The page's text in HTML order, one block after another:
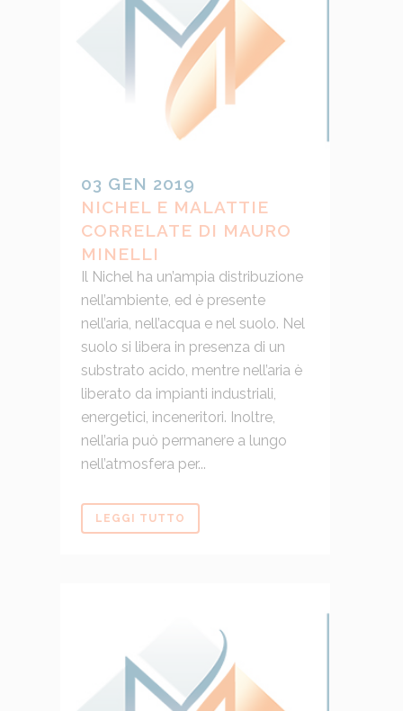
03 GEN 2019
NICHEL E MALATTIE
CORRELATE DI MAURO
MINELLI
Il Nichel ha un’ampia distribuzione
nell’ambiente, ed è presente
nell’aria, nell’acqua e nel suolo. Nel
suolo si libera in presenza di un
substrato acido, mentre nell’aria è
liberato da impianti industriali,
energetici, inceneritori. Inoltre,
nell’aria può permanere a lungo
nell’atmosfera per...
LEGGI TUTTO